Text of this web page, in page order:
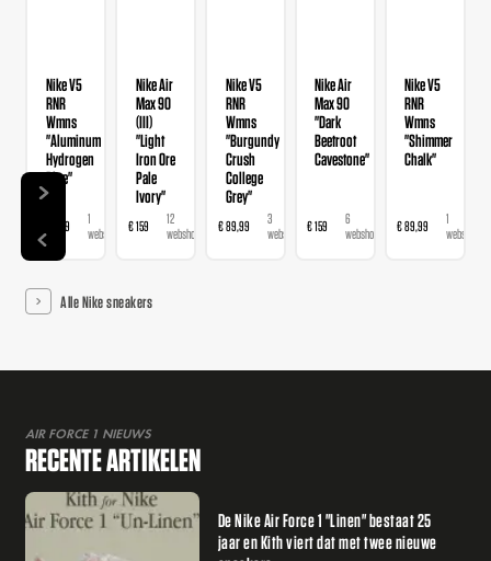
Nike V5
RNR
Wmns
"Aluminum
Hydrogen
Blue"
€ 89,99
1
webshop
Nike Air
Max 90
(III)
"Light
Iron Ore
Pale
Ivory"
€ 159
12
webshops
Nike V5
RNR
Wmns
"Burgundy
Crush
College
Grey"
€ 89,99
3
webshops
Nike Air
Max 90
"Dark
Beetroot
Cavestone"
€ 159
6
webshops
Nike V5
RNR
Wmns
"Shimmer
Chalk"
€ 89,99
1
webshop
Alle Nike sneakers
AIR FORCE 1 NIEUWS
RECENTE ARTIKELEN
De Nike Air Force 1 "Linen" bestaat 25
jaar en Kith viert dat met twee nieuwe